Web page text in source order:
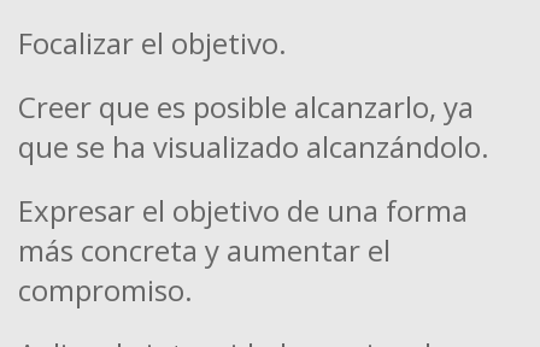
Focalizar el objetivo.
Creer que es posible alcanzarlo, ya
que se ha visualizado alcanzándolo.
Expresar el objetivo de una forma
más concreta y aumentar el
compromiso.